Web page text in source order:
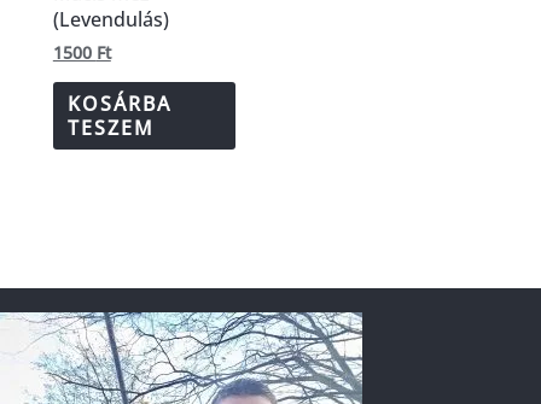
(Levendulás)
1500 Ft
KOSÁRBA
TESZEM